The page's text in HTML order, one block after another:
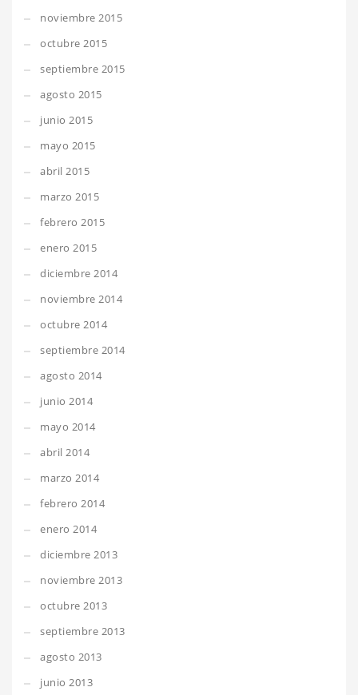
noviembre 2015
octubre 2015
septiembre 2015
agosto 2015
junio 2015
mayo 2015
abril 2015
marzo 2015
febrero 2015
enero 2015
diciembre 2014
noviembre 2014
octubre 2014
septiembre 2014
agosto 2014
junio 2014
mayo 2014
abril 2014
marzo 2014
febrero 2014
enero 2014
diciembre 2013
noviembre 2013
octubre 2013
septiembre 2013
agosto 2013
junio 2013